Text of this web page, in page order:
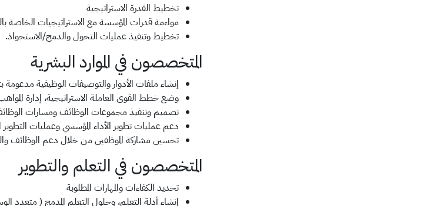
تخطيط القدرة الاستراتيجية
مواءمة قدرات المؤسسة مع الاستراتيجيات الخاصة
تخطيط وتنفيذ عمليات التحول والدمج/الاستحواذ.
المتخصصون في الموارد البشرية
إنشاء ملفات الأدوار والتوصيفات الوظيفية مدعومة
وضع خطط القوى العاملة الاستراتيجية، إدارة
تصميم وتنفيذ مجموعات الوظائف ومسارات
دعم عمليات تطوير الأداء المؤسسي وعمليات
تحسين مشاركة الموظفين من خلال دعم الوظائف
المتخصصون في التعلم والتطوير
تحديد الكفاءات والمهارات المطلوبة
إنشاء أدلة التعلم، وحلول التعلم المدمج ( متعدد